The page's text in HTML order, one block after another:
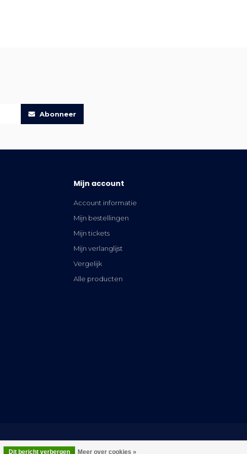
Dit bericht verbergen Meer over cookies »
Abonneer
Mijn account
Account informatie
Mijn bestellingen
Mijn tickets
Mijn verlanglijst
Vergelijk
Alle producten